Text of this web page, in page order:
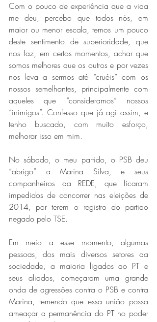
Com o pouco de experiência que a vida
me deu, percebo que todos nós, em
maior ou menor escala, temos um pouco
deste sentimento de superioridade, que
nos faz, em certos momentos, achar que
somos melhores que os outros e por vezes
nos leva a sermos até “cruéis” com os
nossos semelhantes, principalmente com
aqueles que “consideramos” nossos
“inimigos”. Confesso que já agi assim, e
tenho buscado, com muito esforço,
melhorar isso em mim.
No sábado, o meu partido, o PSB deu
“abrigo” a Marina Silva, e seus
companheiros da REDE, que ficaram
impedidos de concorrer nas eleições de
2014, por terem o registro do partido
negado pelo TSE.
Em meio a esse momento, algumas
pessoas, dos mais diversos setores da
sociedade, a maioria ligados ao PT e
seus aliados, começaram uma grande
onda de agressões contra o PSB e contra
Marina, temendo que essa união possa
ameaçar a permanência do PT no poder